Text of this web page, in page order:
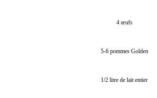
4 œufs
5-6 pommes Golden
1/2 litre de lait entier